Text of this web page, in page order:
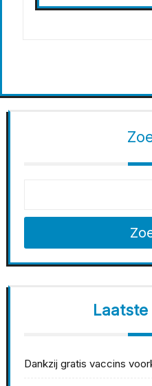
Dankzij gratis vaccins